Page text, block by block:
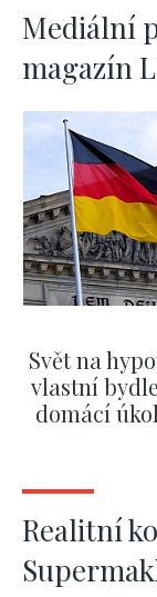
Mediální
magazín
Svět na
vlastní
domácí
Realitní